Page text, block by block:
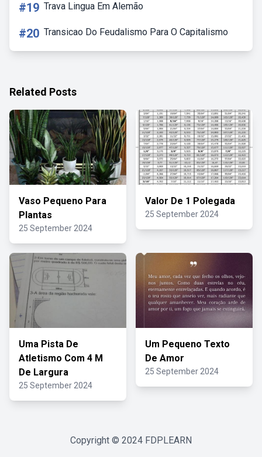
#19 Trava Lingua Em Alemão
#20 Transicao Do Feudalismo Para O Capitalismo
Related Posts
Vaso Pequeno Para
Plantas
25 September 2024
Valor De 1 Polegada
25 September 2024
Uma Pista De
Atletismo Com 4 M
De Largura
25 September 2024
Um Pequeno Texto
De Amor
25 September 2024
Copyright © 2024 FDPLEARN